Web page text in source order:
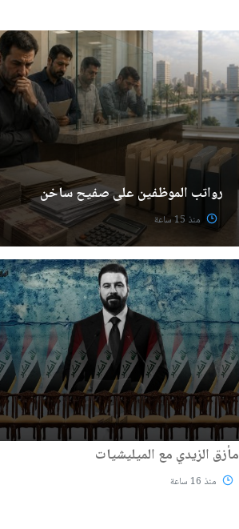
رواتب الموظفين على صفيح ساخن
منذ 15 ساعة
مأزق الزيدي مع الميليشيات
منذ 16 ساعة